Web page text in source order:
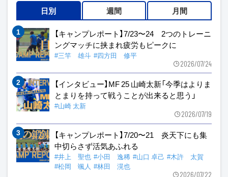
日別 週間 月間
【キャンプレポート】7/23〜24 2つのトレーニ
ングマッチに挟まれ疲労もピークに
#三竿 雄斗 #四方田 修平
2026/07/24
【インタビュー】MF 25 山崎太新「今季はよりま
とまりを持って戦うことが出来ると思う」
#山崎 太新
2026/07/19
【キャンプレポート】7/20〜21 炎天下にも集
中切らさず活気あふれる
#井上 聖也 #小田 逸稀 #山口 卓己 #木許 太賀
#松岡 颯人 #林田 滉也
2026/07/22